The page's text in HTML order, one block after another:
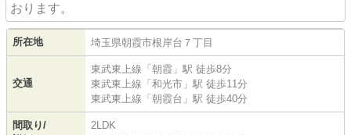
おります。
所在地 埼玉県朝霞市根岸台 ７丁目
交通
東武東上線 「 朝霞 」駅 徒歩8分
東武東上線 「 和光市 」駅 徒歩11分
東武東上線 「 朝霞台 」駅 徒歩40分
間取り/
2LDK